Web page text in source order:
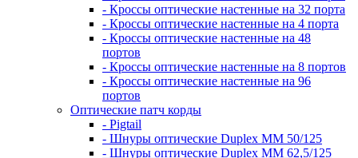
- Кроссы оптические настенные на 32 порта
- Кроссы оптические настенные на 4 порта
- Кроссы оптические настенные на 48
портов
- Кроссы оптические настенные на 8 портов
- Кроссы оптические настенные на 96
портов
Оптические патч корды
- Pigtail
- Шнуры оптические Duplex MM 50/125
- Шнуры оптические Duplex MM 62,5/125